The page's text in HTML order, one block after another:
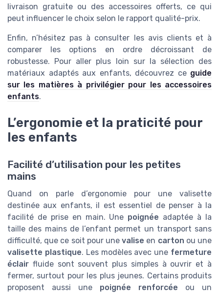
livraison gratuite ou des accessoires offerts, ce qui
peut influencer le choix selon le rapport qualité-prix.
Enfin, n’hésitez pas à consulter les avis clients et à
comparer les options en ordre décroissant de
robustesse. Pour aller plus loin sur la sélection des
matériaux adaptés aux enfants, découvrez ce guide
sur les matières à privilégier pour les accessoires
enfants.
L’ergonomie et la praticité pour
les enfants
Facilité d’utilisation pour les petites
mains
Quand on parle d’ergonomie pour une valisette
destinée aux enfants, il est essentiel de penser à la
facilité de prise en main. Une poignée adaptée à la
taille des mains de l’enfant permet un transport sans
difficulté, que ce soit pour unevalise en carton ou une
valisette plastique. Les modèles avec une fermeture
éclair fluide sont souvent plus simples à ouvrir et à
fermer, surtout pour les plus jeunes. Certains produits
proposent aussi une poignée renforcée ou un